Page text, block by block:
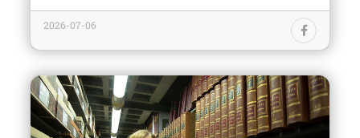
2026-07-06